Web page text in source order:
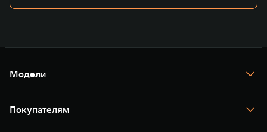
Модели
TANK 400
TANK 500
Покупателям